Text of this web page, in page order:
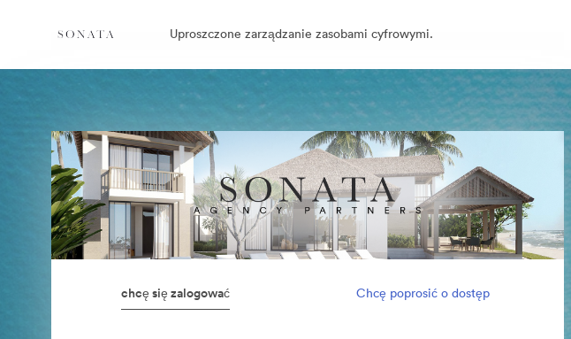
Uproszczone zarządzanie zasobami cyfrowymi.
chcę się zalogować Chcę poprosić o dostęp